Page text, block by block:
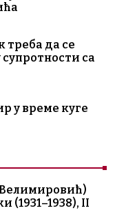
треба да се
са
у време куге
(1931–1938), II